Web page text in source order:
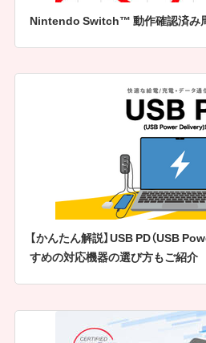
Nintendo Switch™ 動作確認済み
【かんたん解説】USB PD（USB
すめの対応機器の選び方もご紹介